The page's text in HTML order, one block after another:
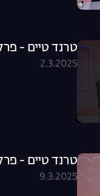
טרנד טיים -
2.3.2025
טרנד טיים -
9.3.2025